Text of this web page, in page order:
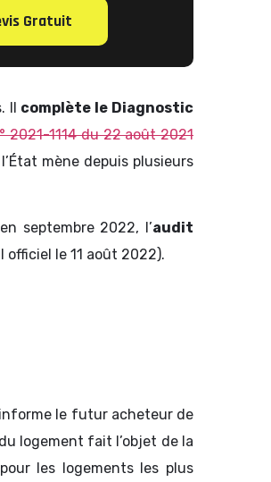
Gratuit
Il complète le Diagnostic
2021-1114 du 22 août 2021
mène depuis plusieurs
septembre 2022, l’audit
officiel le 11 août 2022).
le futur acheteur de
logement fait l’objet de la
les logements les plus